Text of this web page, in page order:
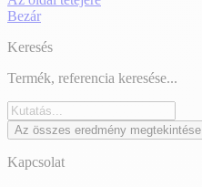
Bezár
Keresés
Termék, referencia keresése...
Az összes eredmény megtekintése
Kapcsolat